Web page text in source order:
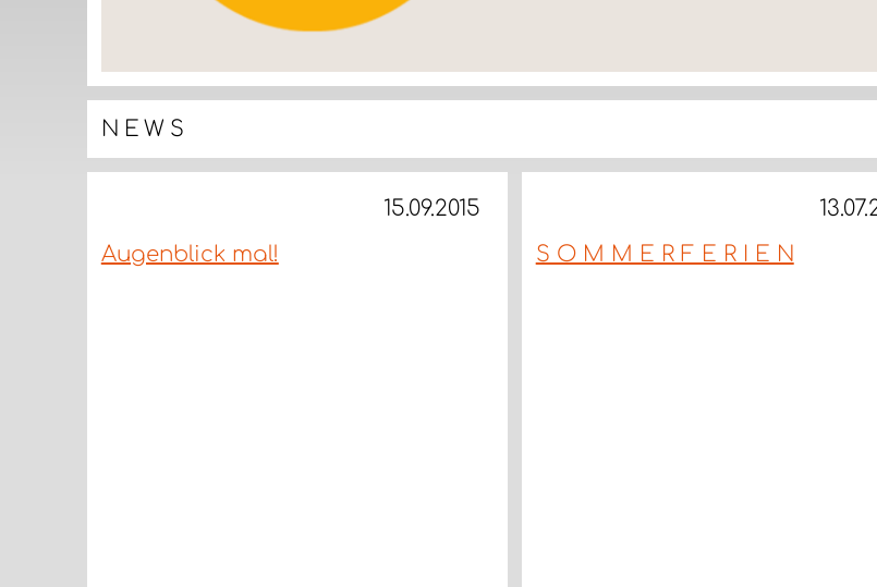
NEWS
15.09.2015
Augenblick mal!
S O M M E R F E R I E N